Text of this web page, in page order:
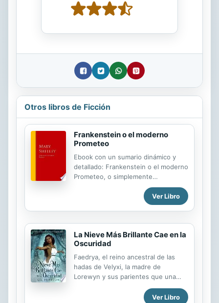
Otros libros de Ficción
Frankenstein o el moderno
Prometeo
Ebook con un sumario dinámico y
detallado: Frankenstein o el moderno
Prometeo, o simplemente
Frankenstein es una obra literaria de
la escritora inglesa Mary Shelley.
Publicado en 1818 y enmarcado en la
explora temas tales como la moral
científica, la creación y destrucción
de vida y la audacia de la humanidad
en su relación con Dios. De ahí, el
subtítulo de la obra: el protagonista
intenta rivalizar en poder con Dios,
moderno que arrebata el fuego
Ver Libro
La Nieve Más Brillante Cae en la
Oscuridad
Faedrya, el reino ancestral de las
hadas de Velyxi, la madre de
Lorewyn y sus parientes que una
Lys'elth y Onarys. Un mundoVer Libro